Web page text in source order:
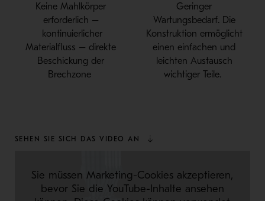
KeineMahlkörper
erforderlich –
kontinuierlicher
Materialfluss – direkte
Beschickung der
Brechzone
Geringer
Wartungsbedarf. Die
Konstruktion ermöglicht
einen einfachen und
leichten Austausch
wichtiger Teile.
SEHEN SIE SICH DAS VIDEO AN
Sie müssen Marketing-Cookies akzeptieren,
bevor Sie die YouTube-Inhalte ansehen